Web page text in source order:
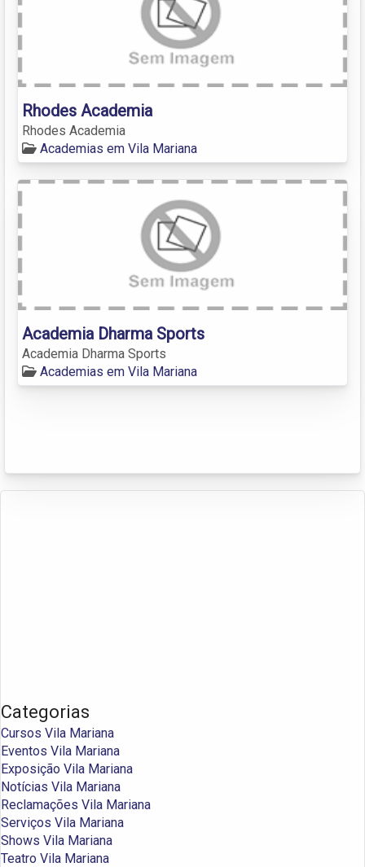
Rhodes Academia
Rhodes Academia
Academias em Vila Mariana
Academia Dharma Sports
Academia Dharma Sports
Academias em Vila Mariana
Categorias
Cursos Vila Mariana
Eventos Vila Mariana
Exposição Vila Mariana
Notícias Vila Mariana
Reclamações Vila Mariana
Serviços Vila Mariana
Shows Vila Mariana
Teatro Vila Mariana